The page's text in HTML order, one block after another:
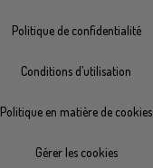
Politique de confidentialité
Conditions d’utilisation
Politique en matière de cookies
Gérer les cookies